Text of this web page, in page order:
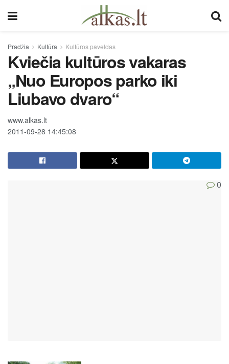
Pradžia Kultūra Kultūros paveldas
Kviečia kultūros vakaras
„Nuo Europos parko iki
Liubavo dvaro“
www.alkas.lt
2011-09-28 14:45:08
0